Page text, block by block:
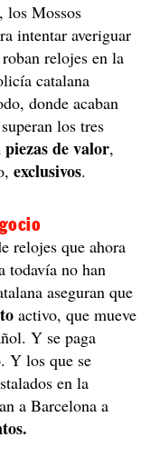
los Mossos
intentar averiguar
relojes en la
catalana
donde acaban
los tres
piezas de valor,
exclusivos.
relojes que ahora
todavía no han
aseguran que
activo, que mueve
Y se paga
Y los que se
en la
a Barcelona a